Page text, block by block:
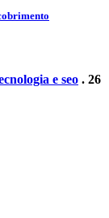
e seo . 26